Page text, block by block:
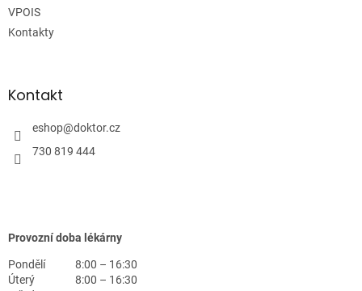
VPOIS
Kontakty
Kontakt
eshop@doktor.cz
730 819 444
Provozní doba lékárny
Pondělí
8:00 – 16:30
Úterý
8:00 – 16:30